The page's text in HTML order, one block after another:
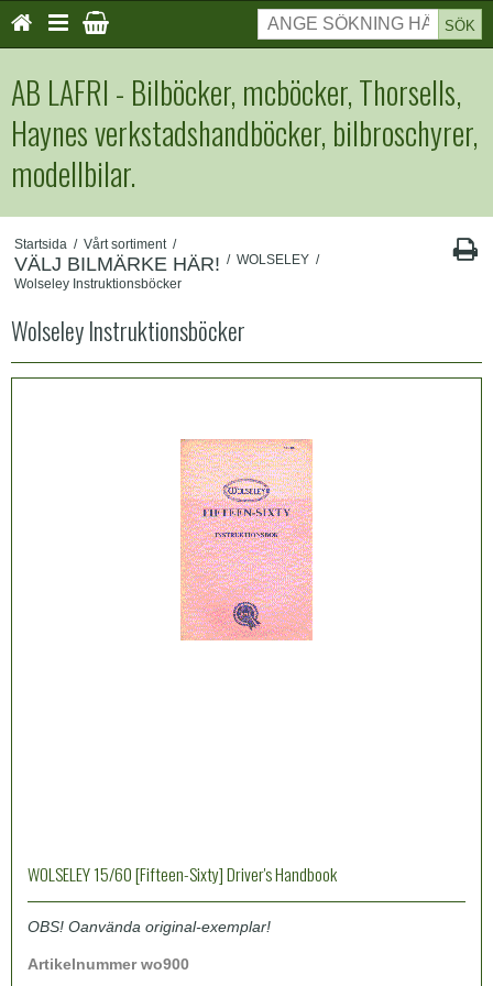
SÖK
AB LAFRI - Bilböcker, mcböcker, Thorsells,
Haynes verkstadshandböcker, bilbroschyrer,
modellbilar.
Startsida / Vårt sortiment /
VÄLJ BILMÄRKE HÄR! / WOLSELEY /
Wolseley Instruktionsböcker
Wolseley Instruktionsböcker
WOLSELEY 15/60 [Fifteen-Sixty] Driver's Handbook
OBS! Oanvända original-exemplar!
Artikelnummer wo900